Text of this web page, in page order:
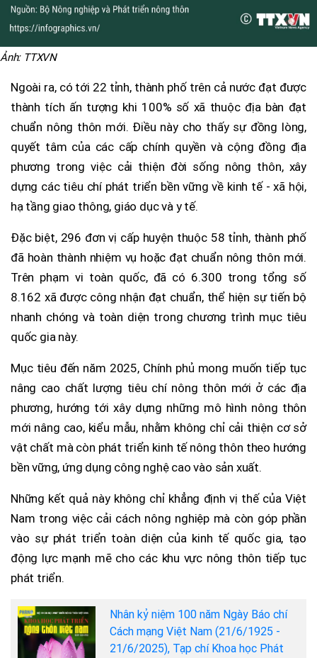
Ảnh: TTXVN
Ngoài ra, có tới 22 tỉnh, thành phố trên cả nước đạt được
thành tích ấn tượng khi 100% số xã thuộc địa bàn đạt
chuẩn nông thôn mới. Điều này cho thấy sự đồng lòng,
quyết tâm của các cấp chính quyền và cộng đồng địa
phương trong việc cải thiện đời sống nông thôn, xây
dựng các tiêu chí phát triển bền vững về kinh tế - xã hội,
hạ tầng giao thông, giáo dục và y tế.
Đặc biệt, 296 đơn vị cấp huyện thuộc 58 tỉnh, thành phố
đã hoàn thành nhiệm vụ hoặc đạt chuẩn nông thôn mới.
Trên phạm vi toàn quốc, đã có 6.300 trong tổng số
8.162 xã được công nhận đạt chuẩn, thể hiện sự tiến bộ
nhanh chóng và toàn diện trong chương trình mục tiêu
quốc gia này.
Mục tiêu đến năm 2025, Chính phủ mong muốn tiếp tục
nâng cao chất lượng tiêu chí nông thôn mới ở các địa
phương, hướng tới xây dựng những mô hình nông thôn
mới nâng cao, kiểu mẫu, nhằm không chỉ cải thiện cơ sở
vật chất mà còn phát triển kinh tế nông thôn theo hướng
bền vững, ứng dụng công nghệ cao vào sản xuất.
Những kết quả này không chỉ khẳng định vị thế của Việt
Nam trong việc cải cách nông nghiệp mà còn góp phần
vào sự phát triển toàn diện của kinh tế quốc gia, tạo
động lực mạnh mẽ cho các khu vực nông thôn tiếp tục
phát triển.
Nhân kỷ niệm 100 năm Ngày Báo chí
Cách mạng Việt Nam (21/6/1925 -
21/6/2025), Tạp chí Khoa học Phát